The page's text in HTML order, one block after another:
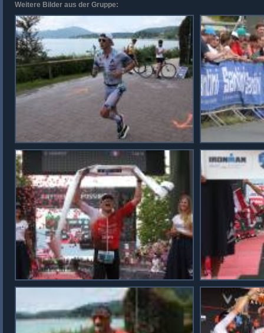
Weitere Bilder aus der Gruppe: